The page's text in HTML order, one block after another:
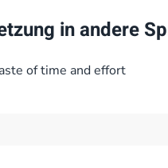
in andere
of time and effort